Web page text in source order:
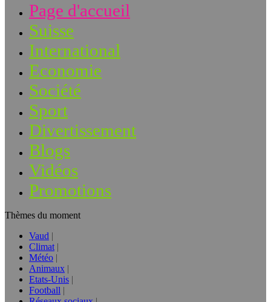
Page d'accueil
Suisse
International
Economie
Société
Sport
Divertissement
Blogs
Vidéos
Promotions
Thèmes du moment
Vaud
Climat
Météo
Animaux
Etats-Unis
Football